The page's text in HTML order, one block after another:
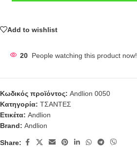
Add to wishlist
20 People watching this product now!
Κωδικός προϊόντος: Andlion 0050
Κατηγορία: ΤΣΑΝΤΕΣ
Ετικέτα: Andlion
Brand: Andlion
Share: